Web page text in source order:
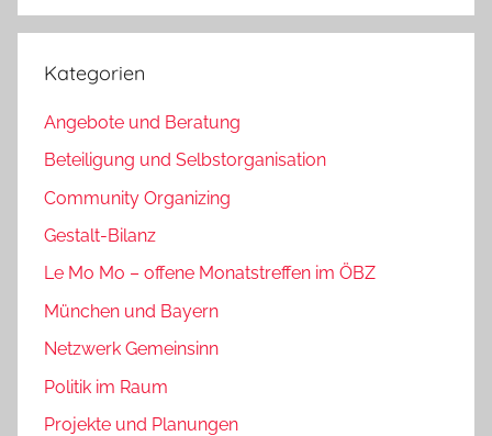
Kategorien
Angebote und Beratung
Beteiligung und Selbstorganisation
Community Organizing
Gestalt-Bilanz
Le Mo Mo – offene Monatstreffen im ÖBZ
München und Bayern
Netzwerk Gemeinsinn
Politik im Raum
Projekte und Planungen